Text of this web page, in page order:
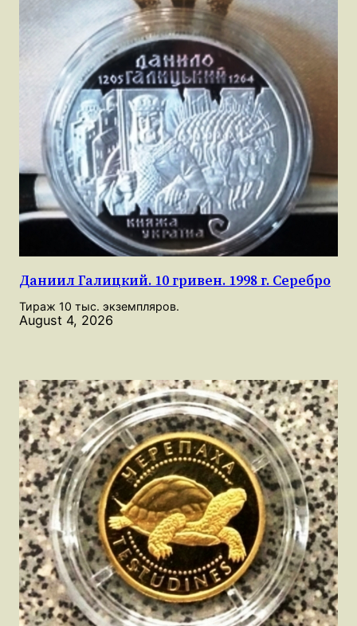
Даниил Галицкий. 10 гривен. 1998 г. Серебро
Тираж 10 тыс. экземпляров.
August 4, 2026